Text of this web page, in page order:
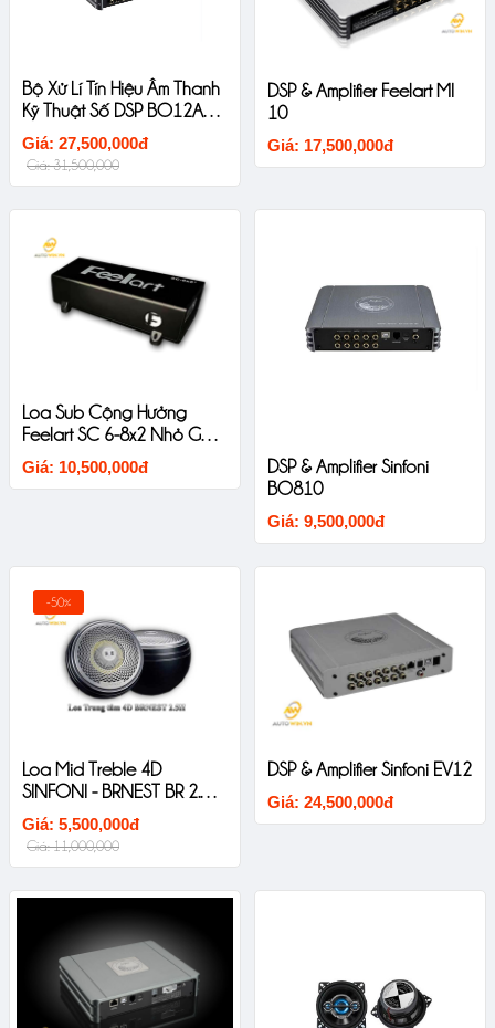
Bộ Xử Lí Tín Hiệu Âm Thanh
Kỹ Thuật Số DSP BO12A2B
Sinfoni
Giá: 27,500,000đ
Giá: 31,500,000
DSP & Amplifier Feelart MI
10
Giá: 17,500,000đ
Loa Sub Cộng Hưởng
Feelart SC 6-8x2 Nhỏ Gọn
Chất Âm Mềm
Giá: 10,500,000đ
DSP & Amplifier Sinfoni
BO810
Giá: 9,500,000đ
-50%
Loa Mid Treble 4D
SINFONI - BRNEST BR 2.5II
Thiết Kế Liền Khối Âm
Thanh Sắc Nét
Giá: 5,500,000đ
Giá: 11,000,000
DSP & Amplifier Sinfoni EV12
Giá: 24,500,000đ